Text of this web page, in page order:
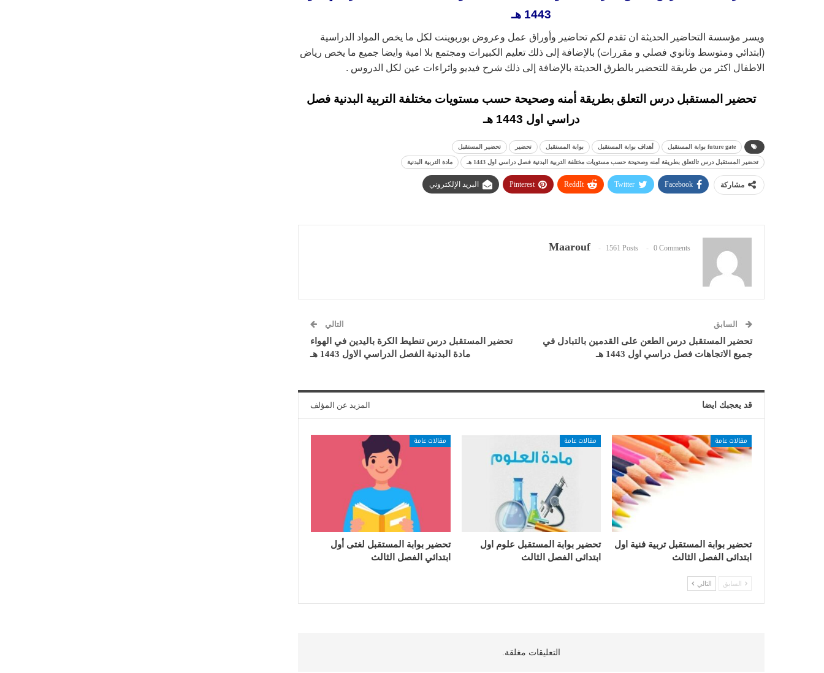
1443 هـ
ويسر مؤسسة التحاضير الحديثة ان تقدم لكم تحاضير وأوراق عمل وعروض بوربوينت لكل ما يخص المواد الدراسية
(ابتدائي ومتوسط وثانوي فصلي و مقررات) بالإضافة إلى ذلك تعليم الكبيرات ومجتمع بلا امية وايضا جميع ما يخص رياض
الاطفال اكثر من طريقة للتحضير بالطرق الحديثة بالإضافة إلى ذلك شرح فيديو واثراءات عين لكل الدروس .
تحضير المستقبل درس التعلق بطريقة أمنه وصحيحة حسب مستويات مختلفة التربية البدنية فصل
دراسي اول 1443 هـ
future gate بوابة المستقبل أهداف بوابة المستقبل بوابة المستقبل تحضير تحضير المستقبل
تحضير المستقبل درس تالتعلق بطريقة أمنه وصحيحة حسب مستويات مختلفة التربية البدنية فصل دراسي اول 1443 هـ مادة التربية البدنية
مشاركة Facebook
Twitter
ReddIt
Pinterest البريد الإلكتروني
Maarouf 1561 Posts 0 Comments
السابق
تحضير المستقبل درس الطعن على القدمين بالتبادل في
جميع الاتجاهات فصل دراسي اول 1443 هـ
التالي
تحضير المستقبل درس تنطيط الكرة باليدين في الهواء
مادة البدنية الفصل الدراسي الاول 1443 هـ
قد يعجبك ايضا المزيد عن المؤلف
مقالات عامة
تحضير بوابة المستقبل تربية فنية اول
ابتدائى الفصل الثالث
مقالات عامة
تحضير بوابة المستقبل علوم اول
ابتدائى الفصل الثالث
مقالات عامة
تحضير بوابة المستقبل لغتى أول
ابتدائي الفصل الثالث
السابق التالي
التعليقات مغلقة.